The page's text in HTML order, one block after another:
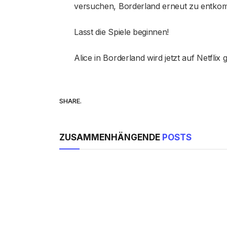
versuchen, Borderland erneut zu
Lasst die Spiele beginnen!
Alice in Borderland wird jetzt auf Netflix
SHARE.
ZUSAMMENHÄNGENDE POSTS